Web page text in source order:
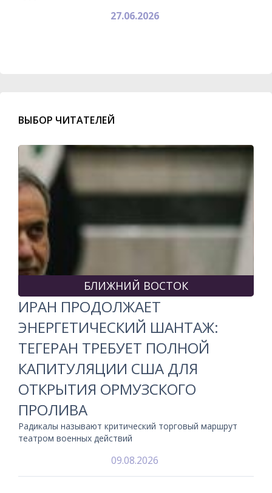
27.06.2026
ВЫБОР ЧИТАТЕЛЕЙ
БЛИЖНИЙ ВОСТОК
ИРАН ПРОДОЛЖАЕТ
ЭНЕРГЕТИЧЕСКИЙ ШАНТАЖ:
ТЕГЕРАН ТРЕБУЕТ ПОЛНОЙ
КАПИТУЛЯЦИИ США ДЛЯ
ОТКРЫТИЯ ОРМУЗСКОГО
ПРОЛИВА
Радикалы называют критический торговый маршрут
театром военных действий
09.08.2026